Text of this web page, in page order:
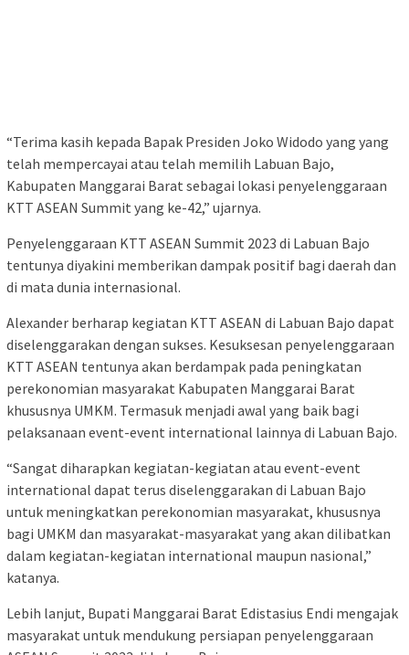
“Terima kasih kepada Bapak Presiden Joko Widodo yang yang
telah mempercayai atau telah memilih Labuan Bajo,
Kabupaten Manggarai Barat sebagai lokasi penyelenggaraan
KTT ASEAN Summit yang ke-42,” ujarnya.
Penyelenggaraan KTT ASEAN Summit 2023 di Labuan Bajo
tentunya diyakini memberikan dampak positif bagi daerah dan
di mata dunia internasional.
Alexander berharap kegiatan KTT ASEAN di Labuan Bajo dapat
diselenggarakan dengan sukses. Kesuksesan penyelenggaraan
KTT ASEAN tentunya akan berdampak pada peningkatan
perekonomian masyarakat Kabupaten Manggarai Barat
khususnya UMKM. Termasuk menjadi awal yang baik bagi
pelaksanaan event-event international lainnya di Labuan Bajo.
“Sangat diharapkan kegiatan-kegiatan atau event-event
international dapat terus diselenggarakan di Labuan Bajo
untuk meningkatkan perekonomian masyarakat, khususnya
bagi UMKM dan masyarakat-masyarakat yang akan dilibatkan
dalam kegiatan-kegiatan international maupun nasional,”
katanya.
Lebih lanjut, Bupati Manggarai Barat Edistasius Endi mengajak
masyarakat untuk mendukung persiapan penyelenggaraan